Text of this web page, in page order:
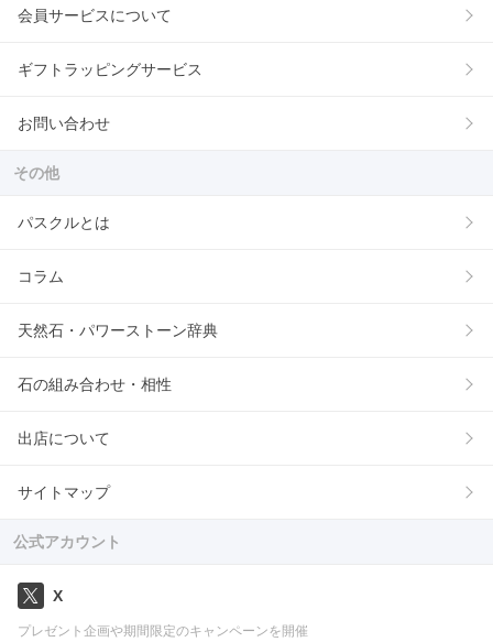
会員サービスについて
ギフトラッピングサービス
お問い合わせ
その他
パスクルとは
コラム
天然石・パワーストーン辞典
石の組み合わせ・相性
出店について
サイトマップ
公式アカウント
X
プレゼント企画や期間限定のキャンペーンを開催